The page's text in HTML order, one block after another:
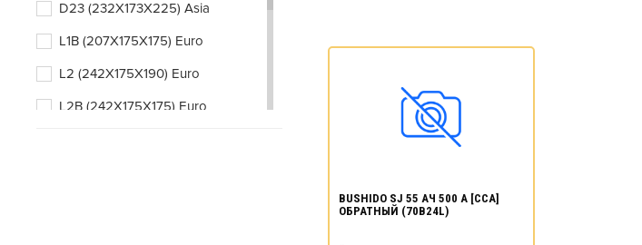
D23 (232X173X225) Asia
L1B (207X175X175) Euro
L2 (242X175X190) Euro
L2B (242X175X175) Euro
BUSHIDO SJ 55 АЧ 500 А [CCA]
ОБРАТНЫЙ (70B24L)